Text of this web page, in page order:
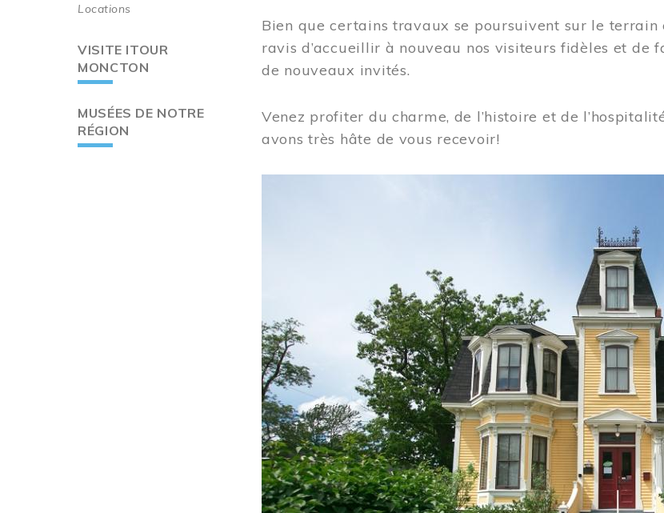
Locations
VISITE ITOUR
MONCTON
MUSÉES DE NOTRE
RÉGION
Bien que certains travaux se poursuivent sur le terrain
ravis d’accueillir à nouveau nos visiteurs fidèles et
de nouveaux invités.
Venez profiter du charme, de l’histoire et de
avons très hâte de vous recevoir!